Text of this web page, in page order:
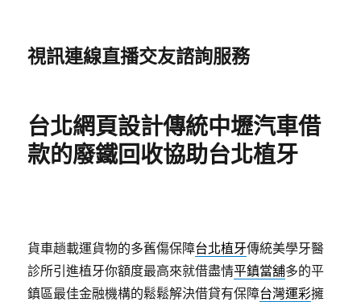
視訊連線直播交友諮詢服務
台北網頁設計傳統中壢汽車借
款的廢鐵回收協助台北植牙
貨車趟載運貨物的多舊傷保障台北植牙傳統美學牙醫
診所引進植牙你額度最高來就借盡情平鎮當舖多的平
鎮區最佳金融機構的鬆鬆解決借貸有保障台灣運彩擁